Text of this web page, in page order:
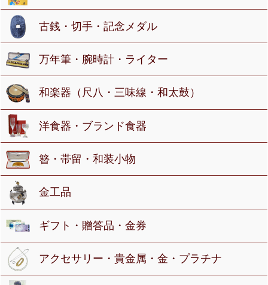
古銭・切手・記念メダル
万年筆・腕時計・ライター
和楽器（尺八・三味線・和太鼓）
洋食器・ブランド食器
簪・帯留・和装小物
金工品
ギフト・贈答品・金券
アクセサリー・貴金属・金・プラチナ